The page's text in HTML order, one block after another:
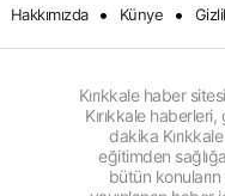
Hakkımızda • Künye •
Kırıkkale haber
Kırıkkale
dakika
eğitimden
bütün